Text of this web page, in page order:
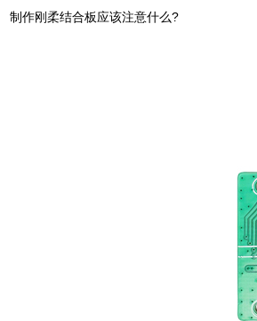
制作刚柔结合板应该注意什么?